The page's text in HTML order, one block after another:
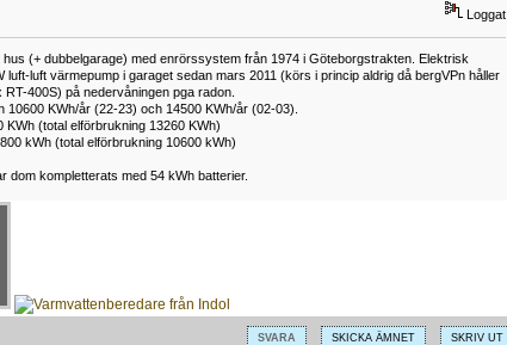
Loggat
(+ dubbelgarage) med enrörssystem från 1974 i Göteborgstrakten. Elektrisk
luft värmepump i garaget sedan mars 2011 (körs i princip aldrig då bergVPn håller
400S) på nedervåningen pga radon.
10600 KWh/år (22-23) och 14500 KWh/år (02-03).
(total elförbrukning 13260 KWh)
kWh (total elförbrukning 10600 kWh)
dom kompletterats med 54 kWh batterier.
SVARA SKICKA ÄMNET SKRIV UT